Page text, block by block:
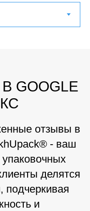
В GOOGLE
отзывы в
- ваш
делятся
подчеркивая
и